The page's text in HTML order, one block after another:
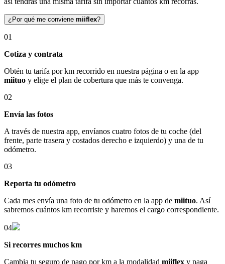
¿Por qué me conviene miiflex?
01
Cotiza y contrata
Obtén tu tarifa por km recorrido en nuestra página o en la app
miituo y elige el plan de cobertura que más te convenga.
02
Envía las fotos
A través de nuestra app, envíanos cuatro fotos de tu coche (del
frente, parte trasera y costados derecho e izquierdo) y una de tu
odómetro.
03
Reporta tu odómetro
Cada mes envía una foto de tu odómetro en la app de miituo. Así
sabremos cuántos km recorriste y haremos el cargo correspondiente.
04
Si recorres muchos km
Cambia tu seguro de pago por km a la modalidad miiflex y paga